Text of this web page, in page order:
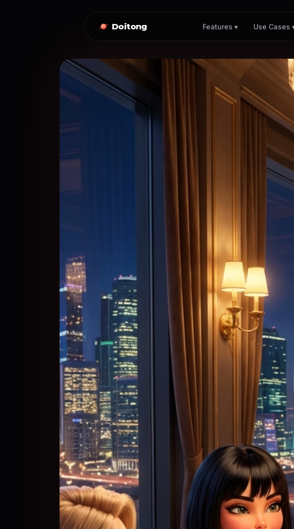
Doitong Features ▾ Use Cases